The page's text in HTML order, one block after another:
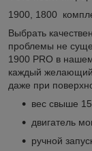
1900, 1800
Выбрать
проблемы не
1900 PRO в
каждый
даже при
вес свыше
двигатель
ручной